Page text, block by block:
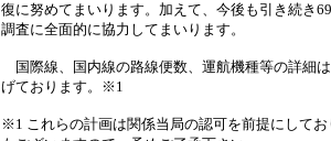
復に努めてまいります。加えて、今後も引き続き
調査に全面的に協力してまいります。
国際線、国内線の路線便数、運航機種等の詳細
げております。※1
※1 これらの計画は関係当局の認可を前提にして